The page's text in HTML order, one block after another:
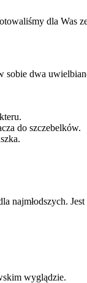
dla Was
dwa
do szczebelków.
wyglądzie.